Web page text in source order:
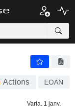
Actions EOAN
Varia. 1 janv.